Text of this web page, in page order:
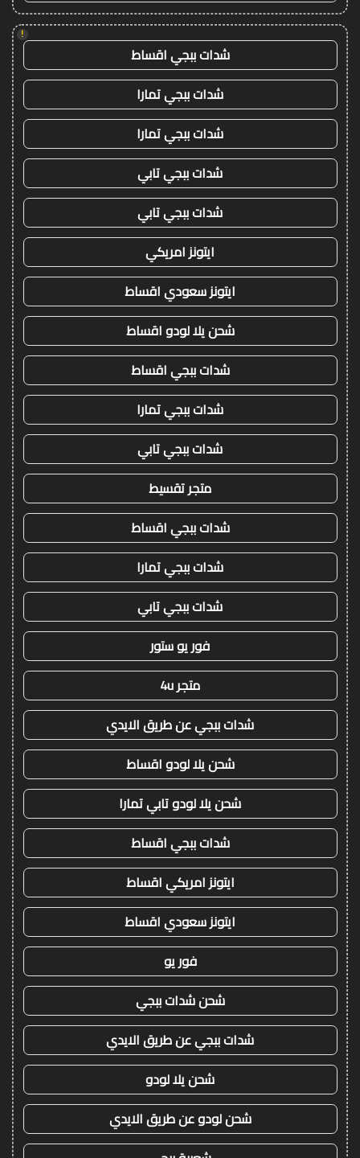
!
شدات ببجي اقساط
شدات ببجي تمارا
شدات ببجي تمارا
شدات ببجي تابي
شدات ببجي تابي
ايتونز امريكي
ايتونز سعودي اقساط
شحن يلا لودو اقساط
شدات ببجي اقساط
شدات ببجي تمارا
شدات ببجي تابي
متجر تقسيط
شدات ببجي اقساط
شدات ببجي تمارا
شدات ببجي تابي
فور يو ستور
متجر 4u
شدات ببجي عن طريق الايدي
شحن يلا لودو اقساط
شحن يلا لودو تابي تمارا
شدات ببجي اقساط
ايتونز امريكي اقساط
ايتونز سعودي اقساط
فور يو
شحن شدات ببجي
شدات ببجي عن طريق الايدي
شحن يلا لودو
شحن لودو عن طريق الايدي